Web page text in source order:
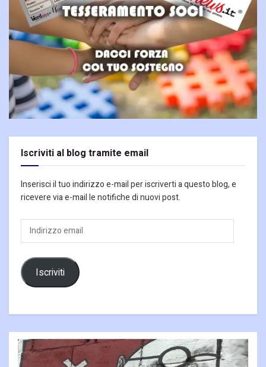
Iscriviti al blog tramite email
Inserisci il tuo indirizzo e-mail per iscriverti a questo blog, e
ricevere via e-mail le notifiche di nuovi post.
Indirizzo
email
Iscriviti